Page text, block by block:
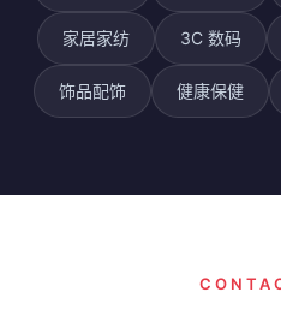
家居家纺 3C 数码
饰品配饰 健康保健